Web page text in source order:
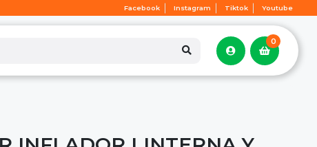
Facebook Instagram Tiktok Youtube
0